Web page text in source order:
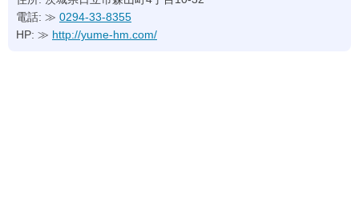
電話: ≫ 0294-33-8355
HP: ≫ http://yume-hm.com/